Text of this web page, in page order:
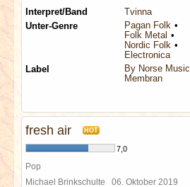
Interpret/Band
Tvinna
Unter-Genre
Pagan Folk
Folk Metal
Nordic Folk
Electronica
Label
By Norse Music
Membran
fresh air HOT
7,0
Pop
Michael Brinkschulte 06. Oktober 2019